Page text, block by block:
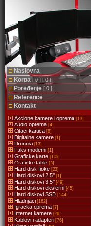
Naslovna
Korpa[ 0 ] [ 0 ]
Poređenje [ 0 ]
Reference
Kontakt
Akcione kamere i oprema [13]
Audio oprema [4]
Citaci kartica [8]
Digitalne kamere [1]
Dronovi [13]
Faks modemi [1]
Graficke karte [135]
Graficke table [3]
Hard disk fioke [23]
Hard diskovi 2.5'' [1]
Hard diskovi 3.5'' [49]
Hard diskovi eksterni [45]
Hard diskovi SSD [144]
Hladnjaci [162]
Igracka oprema [7]
Internet kamere [26]
Kablovi i adapteri [76]